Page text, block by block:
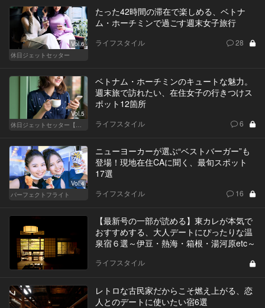
Vol.6
休日ジェットセッター
たった42時間の滞在で楽しめる、ベトナ
ム・ホーチミンで過ごす週末女子旅行
ライフスタイル 28
Vol.5
休日ジェットセッター【厳選スポット編】
ベトナム・ホーチミンのキュートな魅力。
週末旅で訪れたい、在住女子の行きつけス
ポット12箇所
ライフスタイル 6
Vol.4
パーフェクトフライト
ニューヨーカーが選ぶ“ベストバーガー”も
登場！現地在住CAに聞く、最旬スポット
17選
ライフスタイル 16
【最新号の一部が読める】東カレが本気で
おすすめする、大人デートにぴったりな温
泉宿６選～伊豆・熱海・箱根・湯河原etc～
ライフスタイル
レトロな古民家だからこそ燃え上がる、恋
人とのデートに使いたい宿6選